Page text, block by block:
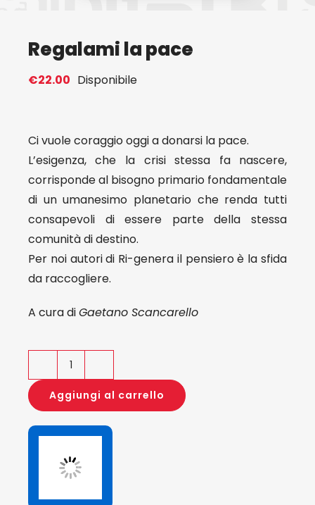
Regalami la pace
€22.00 Disponibile
Ci vuole coraggio oggi a donarsi la pace.
L’esigenza, che la crisi stessa fa nascere,
corrisponde al bisogno primario fondamentale
di un umanesimo planetario che renda tutti
consapevoli di essere parte della stessa
comunità di destino.
Per noi autori di Ri-genera il pensiero è la sfida
da raccogliere.
A cura diGaetano Scancarello
Regalami
la
pace
quantità
Aggiungi al carrello